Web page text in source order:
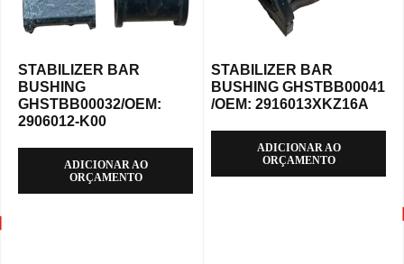
STABILIZER BAR
BUSHING
GHSTBB00032/OEM:
2906012-K00
ADICIONAR AO
ORÇAMENTO
STABILIZER BAR
BUSHING GHSTBB00041
/OEM: 2916013XKZ16A
ADICIONAR AO
ORÇAMENTO